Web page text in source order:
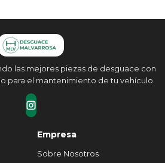
las mejores piezas de desguace con
para el mantenimiento de tu vehículo.
Empresa
Sobre Nosotros